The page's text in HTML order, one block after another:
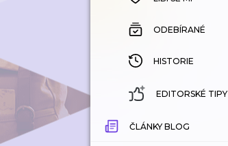
ODEBÍRANÉ
HISTORIE
EDITORSKÉ TIPY
ČLÁNKY BLOG